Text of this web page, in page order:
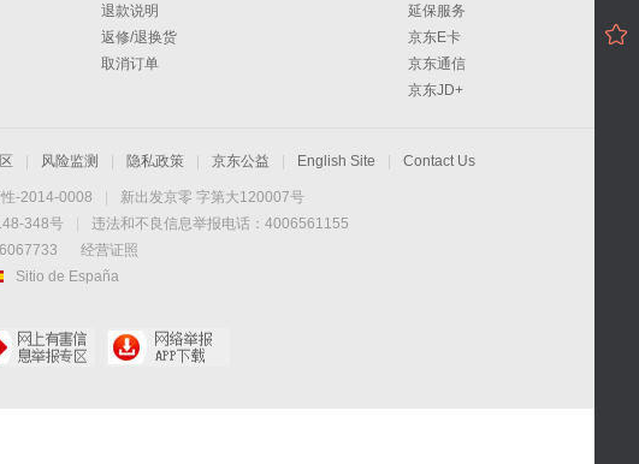
退款说明
返修/退换货
取消订单
延保服务
京东E卡
京东通信
京东JD+
风险监测 隐私政策 京东公益 English Site Contact Us
-2014-0008
新出发京零 字第大120007号
348号
违法和不良信息举报电话：4006561155
经营证照
Sitio de España